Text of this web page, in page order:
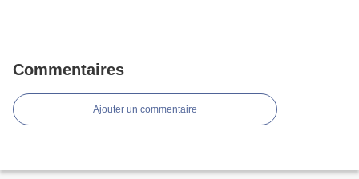
Commentaires
Ajouter un commentaire